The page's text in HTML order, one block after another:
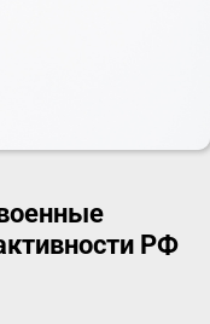
РФ